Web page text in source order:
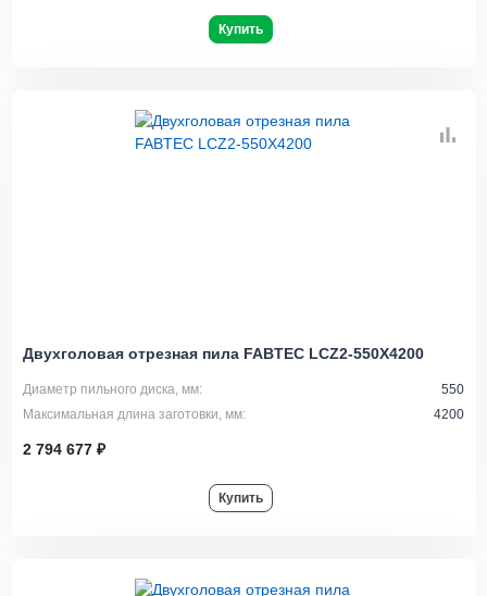
Купить
Двухголовая отрезная пила FABTEC LCZ2-550X4200
Диаметр пильного диска, мм:
550
Максимальная длина заготовки, мм:
4200
2 794 677 ₽
Купить